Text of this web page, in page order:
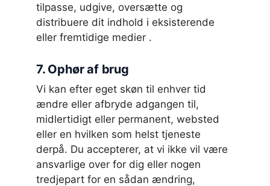
tilpasse, udgive, oversætte og
distribuere dit indhold i eksisterende
eller fremtidige medier .
7. Ophør af brug
Vi kan efter eget skøn til enhver tid
ændre eller afbryde adgangen til,
midlertidigt eller permanent, websted
eller en hvilken som helst tjeneste
derpå. Du accepterer, at vi ikke vil være
ansvarlige over for dig eller nogen
tredjepart for en sådan ændring,